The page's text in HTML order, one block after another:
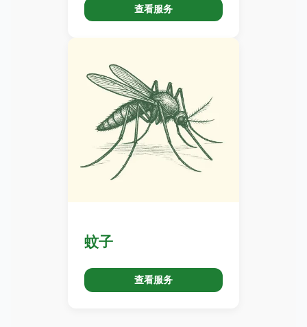
查看服务
蚊子
查看服务